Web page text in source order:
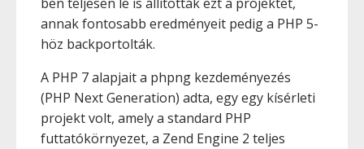
annak fontosabb eredményeit pedig a PHP 5-
höz backportolták.
A PHP 7 alapjait a phpng kezdeményezés
(PHP Next Generation) adta, egy egy kísérleti
projekt volt, amely a standard PHP
futtatókörnyezet, a Zend Engine 2 teljes